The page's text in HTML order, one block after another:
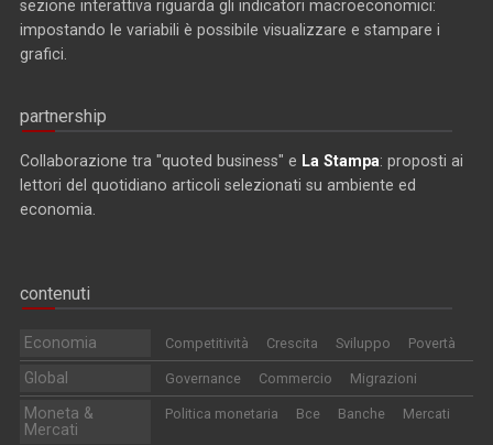
sezione interattiva riguarda gli indicatori macroeconomici:
impostando le variabili è possibile visualizzare e stampare i
grafici.
partnership
Collaborazione tra "quoted business" e La Stampa: proposti ai
lettori del quotidiano articoli selezionati su ambiente ed
economia.
contenuti
Economia Competitività Crescita Sviluppo Povertà
Global Governance Commercio Migrazioni
Moneta &
Mercati
Politica monetaria Bce Banche Mercati